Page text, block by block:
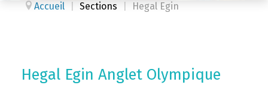
Accueil Sections Hegal Egin
Hegal Egin Anglet Olympique